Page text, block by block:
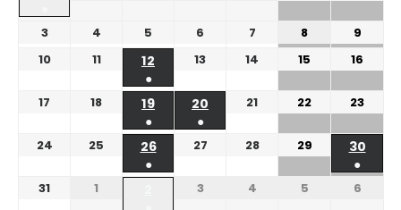
3 4 5 6 7 8
9
10
11
12
●
13 14 15 16
17 18
19
●
20
●
21 22 23
24 25
26
●
27 28 29
30
●
31 1 3 4 5 6